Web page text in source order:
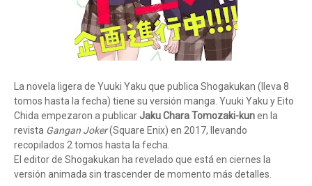
La novela ligera de Yuuki Yaku que publica Shogakukan (lleva 8
tomos hasta la fecha) tiene su versión manga. Yuuki Yaku y Eito
Chida empezaron a publicar Jaku Chara Tomozaki-kunen la
revista Gangan Joker(Square Enix) en 2017, llevando
recopilados 2 tomos hasta la fecha.
El editor de Shogakukan ha revelado que está en ciernes la
versión animada sin trascender de momento más detalles.